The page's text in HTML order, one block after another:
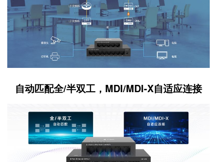
自动匹配全/半双工，MDI/MDI-X自适应连接